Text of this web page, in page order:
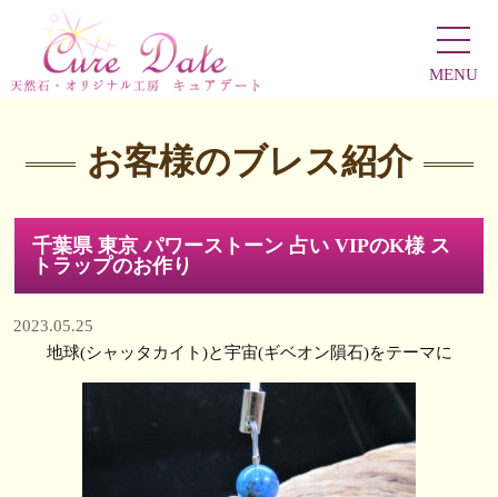
MENU
お客様のブレス紹介
千葉県 東京 パワーストーン 占い VIPのK様 ス
トラップのお作り
2023.05.25
地球(シャッタカイト)と宇宙(ギベオン隕石)をテーマに